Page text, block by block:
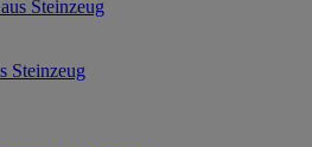
Steinzeug